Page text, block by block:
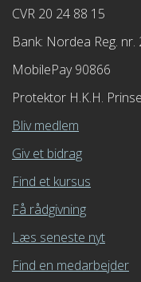
CVR 20 24 88 15
Bank: Nordea Reg.
MobilePay 90866
Protektor H.K.H.
Bliv medlem
Giv et bidrag
Find et kursus
Få rådgivning
Læs seneste nyt
Find en medarbejder